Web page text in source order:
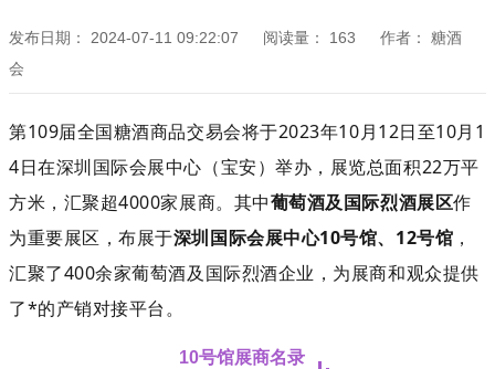
发布日期： 2024-07-11 09:22:07 阅读量： 163 作者：
糖酒
会
第109届全国糖酒商品交易会将于2023年10月12日至10月1
4日在深圳国际会展中心（宝安）举办，展览总面积22万平
方米，汇聚超4000家展商。其中葡萄酒及国际烈酒展区作
为重要展区，布展于深圳国际会展中心10号馆、 12号馆 ，
汇聚了400余家葡萄酒及国际烈酒企业，为展商和观众提供
了*的产销对接平台。
10号馆展商名录